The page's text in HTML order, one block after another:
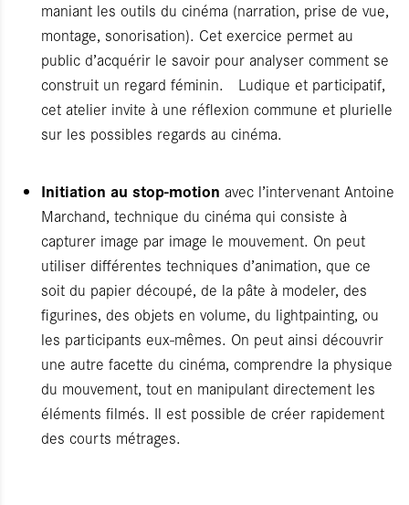
maniant les outils du cinéma (narration, prise de vue,
montage, sonorisation). Cet exercice permet au
public d’acquérir le savoir pour analyser comment se
construit un regard féminin. Ludique et participatif,
cet atelier invite à une réflexion commune et plurielle
sur les possibles regards au cinéma.
Initiation au stop-motion avec l’intervenant Antoine
Marchand, technique du cinéma qui consiste à
capturer image par image le mouvement. On peut
utiliser différentes techniques d’animation, que ce
soit du papier découpé, de la pâte à modeler, des
figurines, des objets en volume, du lightpainting, ou
les participants eux-mêmes. On peut ainsi découvrir
une autre facette du cinéma, comprendre la physique
du mouvement, tout en manipulant directement les
éléments filmés. Il est possible de créer rapidement
des courts métrages.